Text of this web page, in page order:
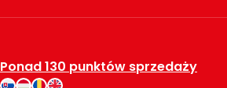
Ponad 130 punktów sprzedaży